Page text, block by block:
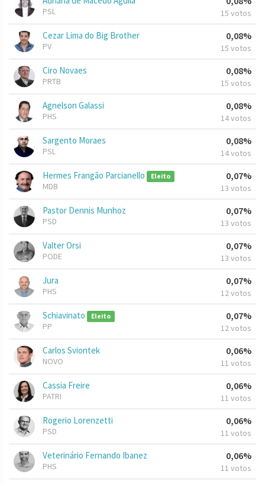
PSL 15 votos
Cezar Lima do Big Brother
PV
0,08%
15 votos
Ciro Novaes
PRTB
0,08%
15 votos
Agnelson Galassi
PHS
0,08%
14 votos
Sargento Moraes
PSL
0,08%
14 votos
Hermes Frangão Parcianello Eleito
MDB
0,07%
13 votos
Pastor Dennis Munhoz
PSD
0,07%
13 votos
Valter Orsi
PODE
0,07%
13 votos
Jura
PHS
0,07%
12 votos
Schiavinato Eleito
PP
0,07%
12 votos
Carlos Sviontek
NOVO
0,06%
11 votos
Cassia Freire
PATRI
0,06%
11 votos
Rogerio Lorenzetti
PSD
0,06%
11 votos
Veterinário Fernando Ibanez
PHS
0,06%
11 votos